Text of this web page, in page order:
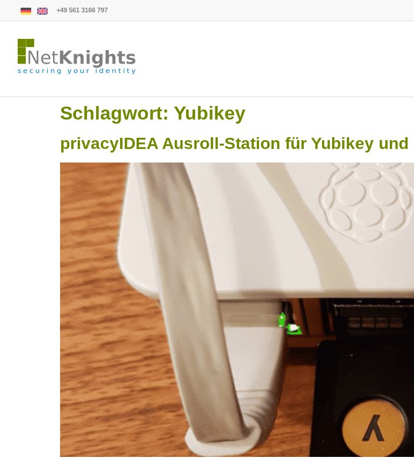
+49 561 3166 797
Schlagwort: Yubikey
privacyIDEA Ausroll-Station für Yubikey